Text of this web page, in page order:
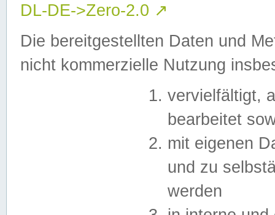
DL-DE->Zero-2.0 ↗
Die bereitgestellten Daten und
nicht kommerzielle Nutzung
vervielfältigt,
bearbeitet
mit eigenen
und zu
werden